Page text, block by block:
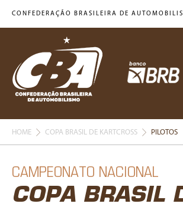
CONFEDERAÇÃO BRASILEIRA DE
HOME COPA BRASIL DE KARTCROSS PILOTOS
CAMPEONATO NACIONAL
COPA BRASIL